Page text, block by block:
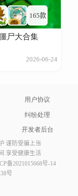
165款
尸大合集
2026-06-24
用户协议
纠纷处理
开发者后台
谨防受骗上当
享受健康生活
备2021015668号-14
号